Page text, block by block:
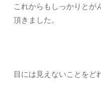
これからもしっかりとが
頂きました。
目には見えないことをど